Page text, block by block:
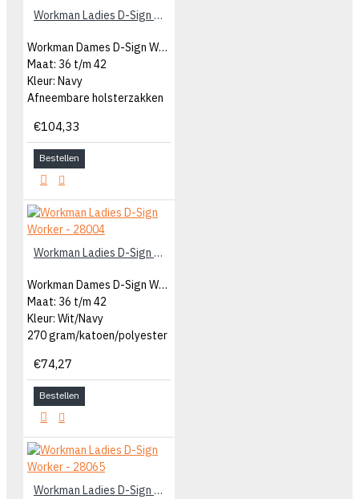
Workman Ladies D-Sign Worker - 27025
Workman Dames D-Sign Worker
Maat: 36 t/m 42
Kleur: Navy
Afneembare holsterzakken
€104,33
Bestellen
Workman Ladies D-Sign Worker - 28004
Workman Dames D-Sign Worker
Maat: 36 t/m 42
Kleur: Wit/Navy
270 gram/katoen/polyester
€74,27
Bestellen
Workman Ladies D-Sign Worker - 28065